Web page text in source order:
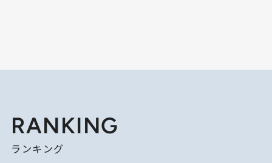
RANKING
ランキング